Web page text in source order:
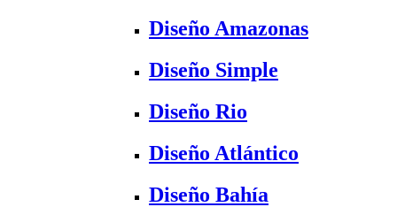
Diseño Amazonas
Diseño Simple
Diseño Rio
Diseño Atlántico
Diseño Bahía